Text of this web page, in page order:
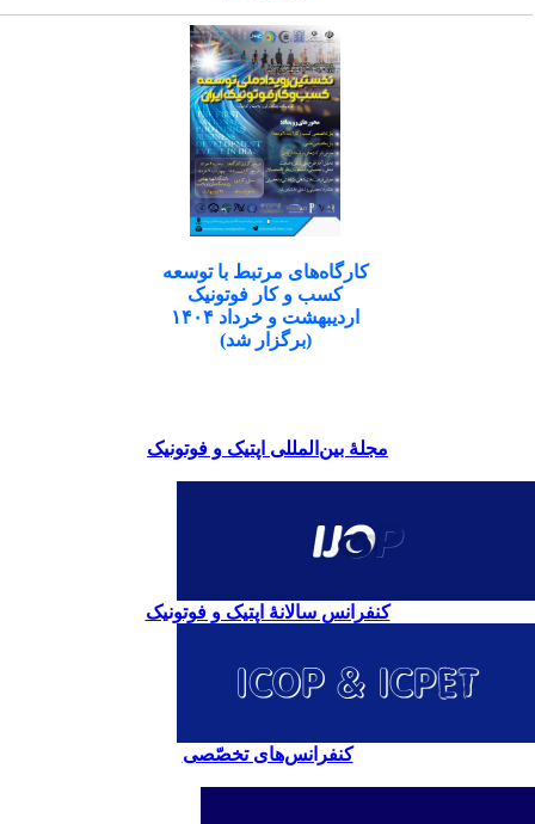
کارگاه‌های مرتبط با توسعه
کسب و کار فوتونیک
اردیبهشت و خرداد ۱۴۰۴
(برگزار شد)
مجلۀ بین‌المللی اپتیک و فوتونیک
کنفرانس سالانۀ اپتیک و فوتونیک
کنفرانس‌های تخصّصی